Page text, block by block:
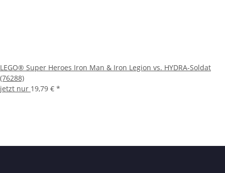
LEGO® Super Heroes Iron Man & Iron Legion vs. HYDRA-Soldat
(76288)
jetzt nur 19,79 € *